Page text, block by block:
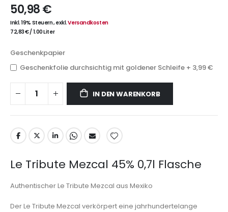
50,98 €
Inkl. 19% Steuern,exkl.Versandkosten
72,83 €/1.00 Liter
Geschenkpapier
Geschenkfolie durchsichtig mit goldener Schleife + 3,99 €
IN DEN WARENKORB
Le Tribute Mezcal 45% 0,7l Flasche
Authentischer Le Tribute Mezcal aus Mexiko
Der Le Tribute Mezcal verkörpert eine jahrhundertelange